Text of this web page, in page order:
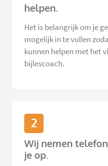
helpen.
Het is belangrijk om je
mogelijk in te vullen
kunnen helpen met het
bijlescoach.
2
Wij nemen
je op.